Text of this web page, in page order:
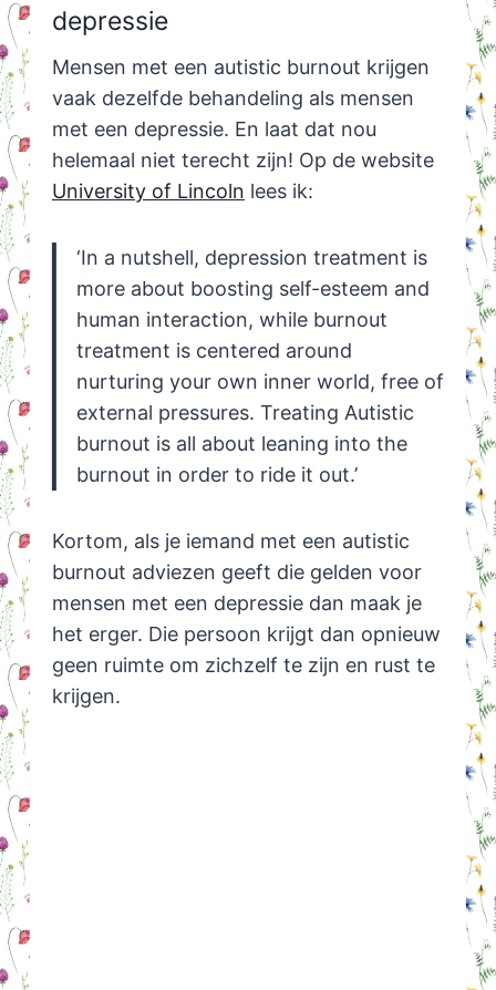
depressie
Mensen met een autistic burnout krijgen
vaak dezelfde behandeling als mensen
met een depressie. En laat dat nou
helemaal niet terecht zijn! Op de website
University of Lincoln lees ik:
‘In a nutshell, depression treatment is
more about boosting self-esteem and
human interaction, while burnout
treatment is centered around
nurturing your own inner world, free of
external pressures. Treating Autistic
burnout is all about leaning into the
burnout in order to ride it out.’
Kortom, als je iemand met een autistic
burnout adviezen geeft die gelden voor
mensen met een depressie dan maak je
het erger. Die persoon krijgt dan opnieuw
geen ruimte om zichzelf te zijn en rust te
krijgen.